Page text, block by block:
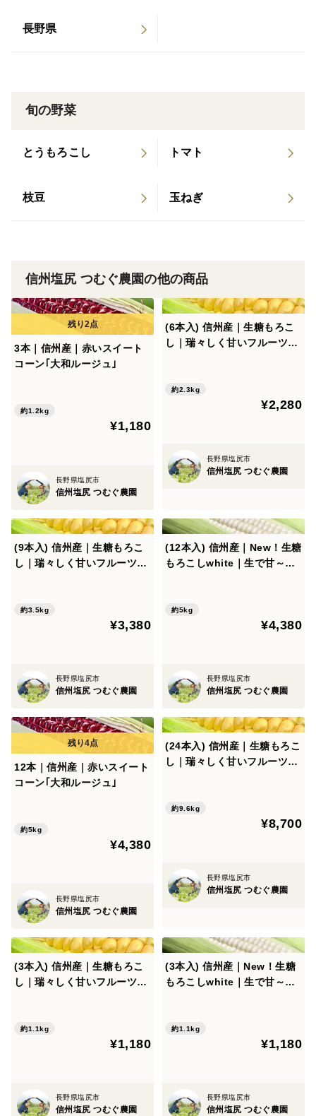
ります(とうもろこしの本当の旬は｢美味しさのピーク前
知おきください。
いたします。
わたしたちは｢こどもたちも畑で採ってそのまま生で食
べることのできる安心感｣を大切に栽培に取り組んでお
ります。
良く確認はしておりますが、皮に小さな虫が付着してい
る場合があるかもしれません。
その他、同封する注意書き等を参照してください
【※送料について】
送料は配送会社の規定に基づき、ダンボールの大きさで
はなく総重量にて設定されております。
どうぞよろしくお願いいたします。
長野県
旬の野菜
とうもろこし トマト
枝豆 玉ねぎ
信州塩尻 つむぐ農園の他の商品
3本｜信州産｜赤いスイート
コーン｢大和ルージュ｣
約1.2kg
¥1,180
長野県塩尻市
信州塩尻 つむぐ農園
(6本入) 信州産｜生糖もろこ
し｜瑞々しく甘いフルーツコ
約2.3kg
¥2,280
長野県塩尻市
信州塩尻 つむぐ農園
(9本入) 信州産｜生糖もろこ
し｜瑞々しく甘いフルーツコ
約3.5kg
¥3,380
長野県塩尻市
信州塩尻 つむぐ農園
(12本入) 信州産｜New！生糖
もろこしwhite｜生で甘～い
約5kg
¥4,380
長野県塩尻市
信州塩尻 つむぐ農園
12本｜信州産｜赤いスイート
コーン｢大和ルージュ｣
約5kg
¥4,380
長野県塩尻市
信州塩尻 つむぐ農園
(24本入) 信州産｜生糖もろこ
し｜瑞々しく甘いフルーツコ
約9.6kg
¥8,700
長野県塩尻市
信州塩尻 つむぐ農園
(3本入) 信州産｜生糖もろこ
し｜瑞々しく甘いフルーツコ
約1.1kg
¥1,180
長野県塩尻市
信州塩尻 つむぐ農園
(3本入) 信州産｜New！生糖
もろこしwhite｜生で甘～い
約1.1kg
¥1,180
長野県塩尻市
信州塩尻 つむぐ農園